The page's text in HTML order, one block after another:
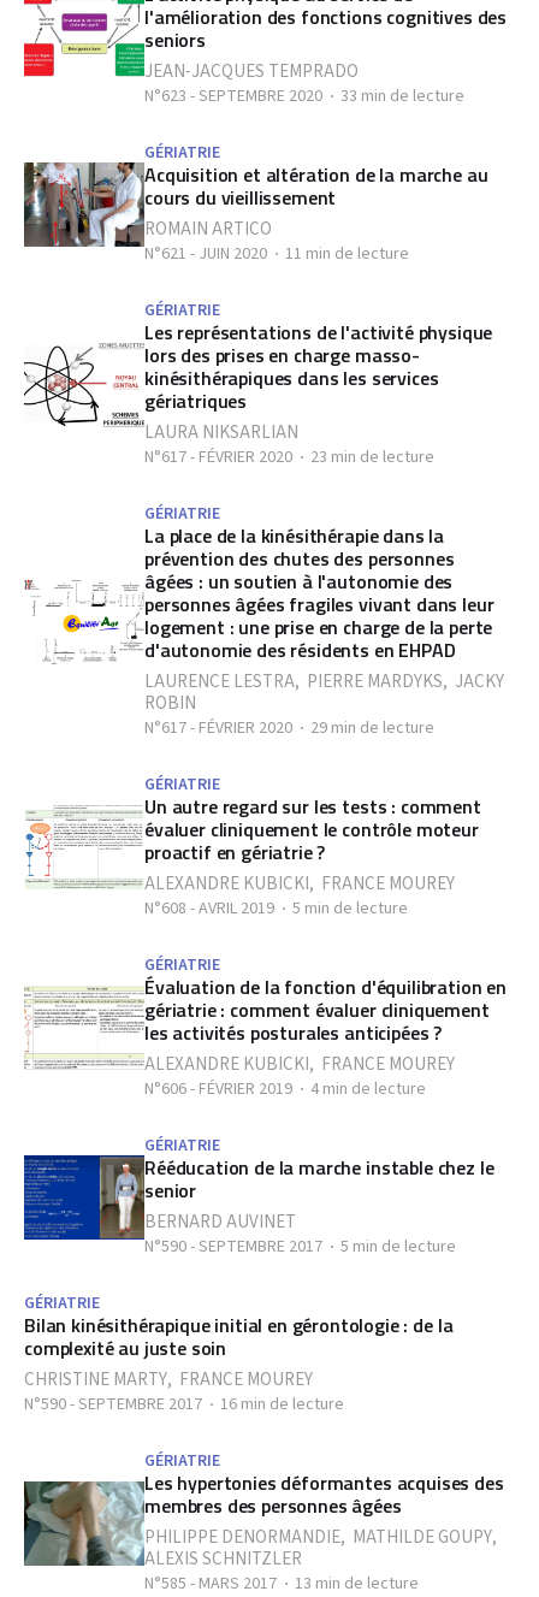
l'amélioration des fonctions cognitives des
seniors
JEAN-JACQUES TEMPRADO
N°623 - SEPTEMBRE 2020 33 min de lecture
GÉRIATRIE
Acquisition et altération de la marche au
cours du vieillissement
ROMAIN ARTICO
N°621 - JUIN 2020 11 min de lecture
GÉRIATRIE
Les représentations de l'activité physique
lors des prises en charge masso-
kinésithérapiques dans les services
gériatriques
LAURA NIKSARLIAN
N°617 - FÉVRIER 2020 23 min de lecture
GÉRIATRIE
La place de la kinésithérapie dans la
prévention des chutes des personnes
âgées : un soutien à l'autonomie des
personnes âgées fragiles vivant dans leur
logement : une prise en charge de la perte
d'autonomie des résidents en EHPAD
LAURENCE LESTRA, PIERRE MARDYKS, JACKY
ROBIN
N°617 - FÉVRIER 2020 29 min de lecture
GÉRIATRIE
Un autre regard sur les tests : comment
évaluer cliniquement le contrôle moteur
proactif en gériatrie ?
ALEXANDRE KUBICKI, FRANCE MOUREY
N°608 - AVRIL 2019 5 min de lecture
GÉRIATRIE
Évaluation de la fonction d'équilibration en
gériatrie : comment évaluer cliniquement
les activités posturales anticipées ?
ALEXANDRE KUBICKI, FRANCE MOUREY
N°606 - FÉVRIER 2019 4 min de lecture
GÉRIATRIE
Rééducation de la marche instable chez le
senior
BERNARD AUVINET
N°590 - SEPTEMBRE 2017 5 min de lecture
GÉRIATRIE
Bilan kinésithérapique initial en gérontologie : de la
complexité au juste soin
CHRISTINE MARTY, FRANCE MOUREY
N°590 - SEPTEMBRE 2017 16 min de lecture
GÉRIATRIE
Les hypertonies déformantes acquises des
membres des personnes âgées
PHILIPPE DENORMANDIE, MATHILDE GOUPY,
ALEXIS SCHNITZLER
N°585 - MARS 2017 13 min de lecture